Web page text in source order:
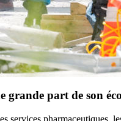
part de son
pharmaceutiques,